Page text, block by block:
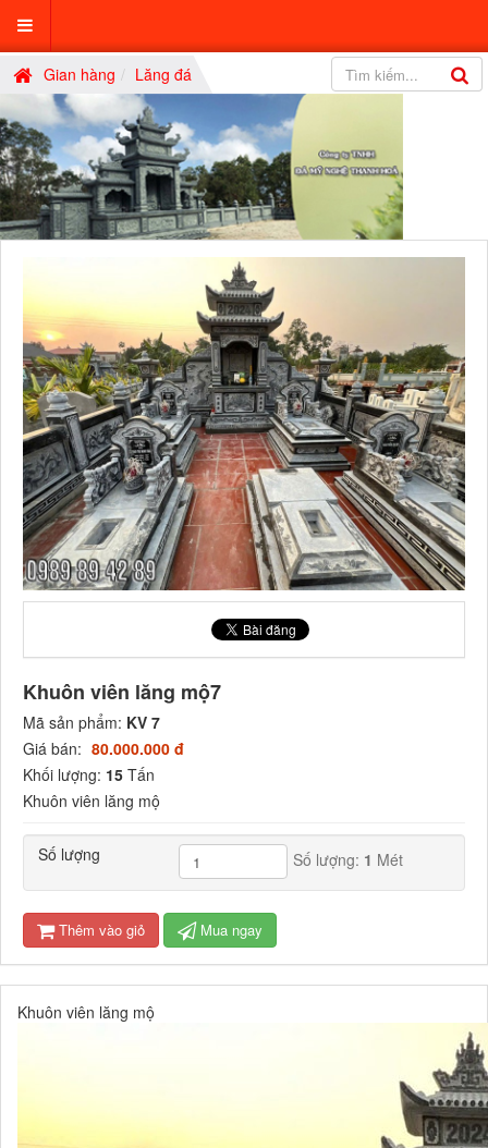
Gian hàng Lăng đá
Khuôn viên lăng mộ7
Mã sản phẩm: KV 7
Giá bán: 80.000.000 đ
Khối lượng: 15 Tấn
Khuôn viên lăng mộ
Số lượng Số lượng: 1 Mét
Thêm vào giỏ Mua ngay
Khuôn viên lăng mộ